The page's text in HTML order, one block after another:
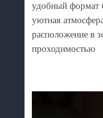
удобный формат
уютная
расположение в
проходимостью